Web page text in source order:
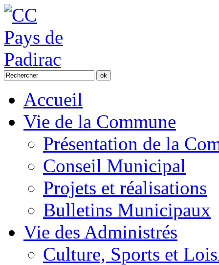
Accueil
Vie de la Commune
Présentation de la
Conseil Municipal
Projets et réalisations
Bulletins Municipaux
Vie des Administrés
Culture, Sports et